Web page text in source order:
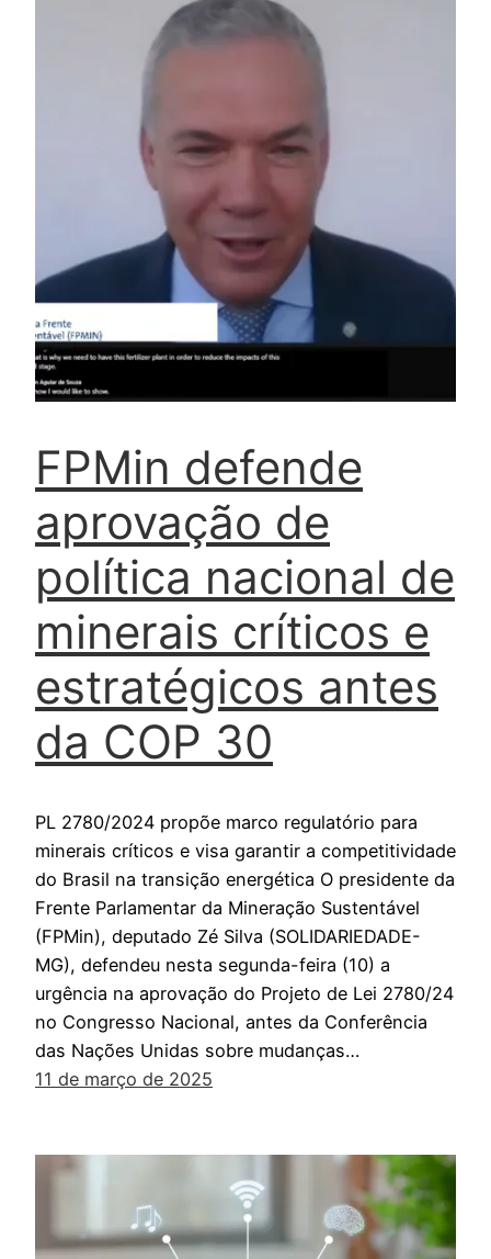
FPMin defende
aprovação de
política nacional de
minerais críticos e
estratégicos antes
da COP 30
PL 2780/2024 propõe marco regulatório para
minerais críticos e visa garantir a competitividade
do Brasil na transição energética O presidente da
Frente Parlamentar da Mineração Sustentável
(FPMin), deputado Zé Silva (SOLIDARIEDADE-
MG), defendeu nesta segunda-feira (10) a
urgência na aprovação do Projeto de Lei 2780/24
no Congresso Nacional, antes da Conferência
das Nações Unidas sobre mudanças…
11 de março de 2025